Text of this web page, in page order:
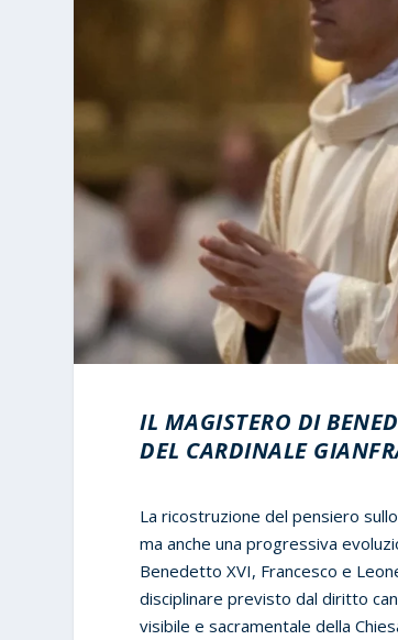
IL MAGISTERO DI
DEL CARDINALE
La ricostruzione del pensiero
ma anche una progressiva
Benedetto XVI, Francesco e
disciplinare previsto dal diritto
visibile e sacramentale della